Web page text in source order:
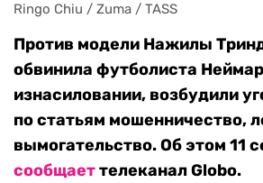
Ringo Chiu / Zuma / TASS
Против модели Нажилы
обвинила футболиста
изнасиловании, возбудили
по статьям мошенничество,
вымогательство. Об этом 11
сообщаеттелеканал Globo.